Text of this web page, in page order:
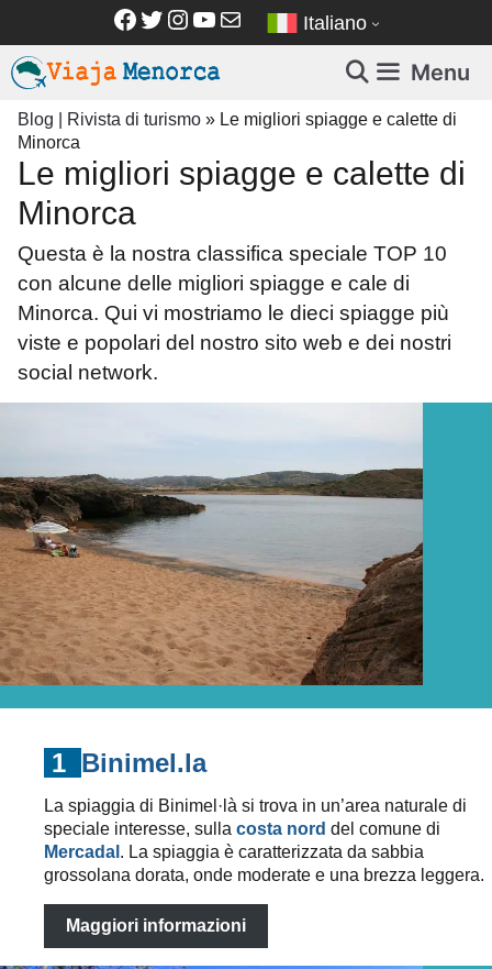
contenuto
Facebook
Twitter
Instagram
YouTube
Email Italiano
Menu
Blog | Rivista di turismo » Le migliori spiagge e calette di
Minorca
Le migliori spiagge e calette di
Minorca
Questa è la nostra classifica speciale TOP 10
con alcune delle migliori spiagge e cale di
Minorca. Qui vi mostriamo le dieci spiagge più
viste e popolari del nostro sito web e dei nostri
social network.
1 Binimel.la
La spiaggia di Binimel·là si trova in un’area naturale di
speciale interesse, sulla costa nord del comune di
Mercadal. La spiaggia è caratterizzata da sabbia
grossolana dorata, onde moderate e una brezza leggera.
Maggiori informazioni